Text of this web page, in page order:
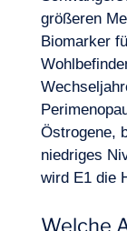
Logbuch
größeren
Biomarker
Östrogene,
niedriges
wird E1 die
Welche